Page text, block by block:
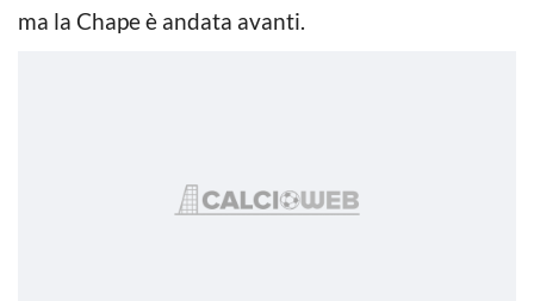
ma la Chape è andata avanti.